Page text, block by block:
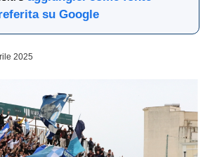
su Google
2025